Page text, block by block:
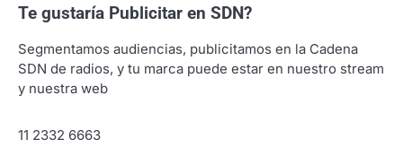
Te gustaría Publicitar en SDN?
Segmentamos audiencias, publicitamos en la Cadena
SDN de radios, y tu marca puede estar en nuestro stream
y nuestra web
11 2332 6663